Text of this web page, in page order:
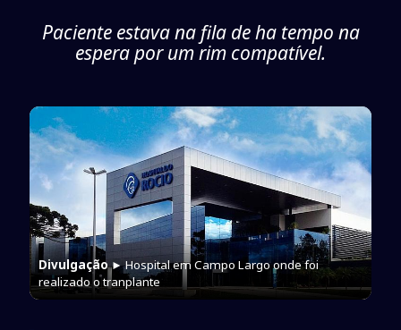
Paciente estava na fila de ha tempo na
espera por um rim compatível.
Divulgação► Hospital em Campo Largo onde foi
realizado o tranplante